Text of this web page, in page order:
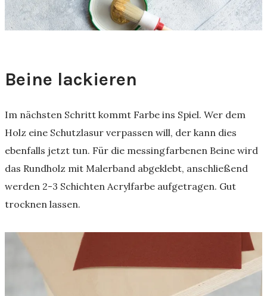
Beine lackieren
Im nächsten Schritt kommt Farbe ins Spiel. Wer dem
Holz eine Schutzlasur verpassen will, der kann dies
ebenfalls jetzt tun. Für die messingfarbenen Beine wird
das Rundholz mit Malerband abgeklebt, anschließend
werden 2-3 Schichten Acrylfarbe aufgetragen. Gut
trocknen lassen.